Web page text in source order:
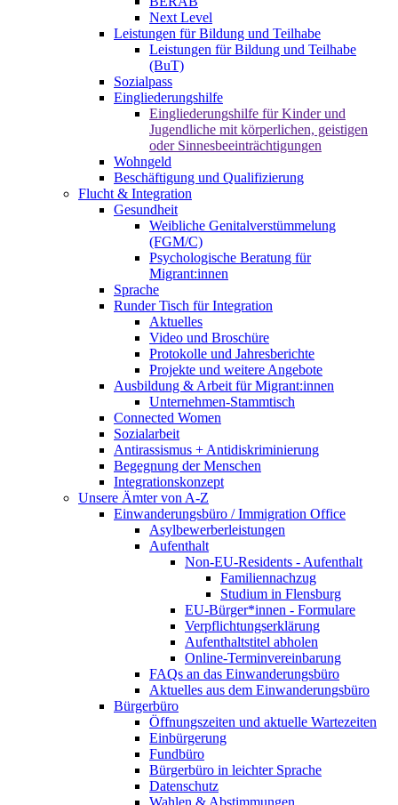
Next Level
Leistungen für Bildung und Teilhabe
Leistungen für Bildung und Teilhabe
(BuT)
Sozialpass
Eingliederungshilfe
Eingliederungshilfe für Kinder und
Jugendliche mit körperlichen, geistigen
oder Sinnesbeeinträchtigungen
Wohngeld
Beschäftigung und Qualifizierung
Flucht & Integration
Gesundheit
Weibliche Genitalverstümmelung
(FGM/C)
Psychologische Beratung für
Migrant:innen
Sprache
Runder Tisch für Integration
Aktuelles
Video und Broschüre
Protokolle und Jahresberichte
Projekte und weitere Angebote
Ausbildung & Arbeit für Migrant:innen
Unternehmen-Stammtisch
Connected Women
Sozialarbeit
Antirassismus + Antidiskriminierung
Begegnung der Menschen
Integrationskonzept
Unsere Ämter von A-Z
Einwanderungsbüro / Immigration Office
Asylbewerberleistungen
Aufenthalt
Non-EU-Residents - Aufenthalt
Familiennachzug
Studium in Flensburg
EU-Bürger*innen - Formulare
Verpflichtungserklärung
Aufenthaltstitel abholen
Online-Terminvereinbarung
FAQs an das Einwanderungsbüro
Aktuelles aus dem Einwanderungsbüro
Bürgerbüro
Öffnungszeiten und aktuelle Wartezeiten
Einbürgerung
Fundbüro
Bürgerbüro in leichter Sprache
Datenschutz
Wahlen & Abstimmungen